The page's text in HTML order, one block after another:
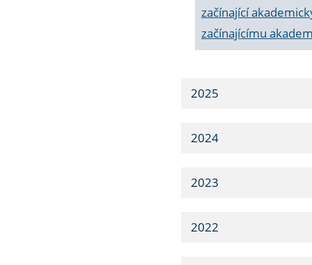
začínající
začínajícímu
2025
2024
2023
2022